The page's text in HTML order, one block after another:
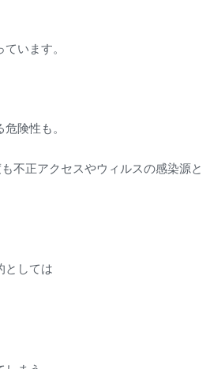
います。
険性も。
不正アクセスやウィルスの感染源と
としては